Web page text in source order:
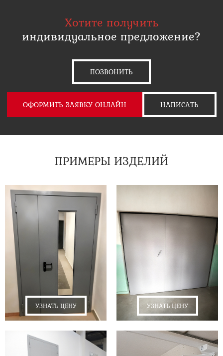
Хотите получить
индивидуальное предложение?
ПОЗВОНИТЬ
ОФОРМИТЬ ЗАЯВКУ ОНЛАЙН НАПИСАТЬ
ПРИМЕРЫ ИЗДЕЛИЙ
УЗНАТЬ ЦЕНУ УЗНАТЬ ЦЕНУ